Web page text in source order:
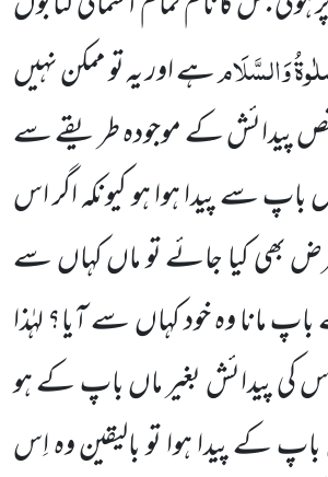
وَالسَّلَامہے اور یہ تو ممکن نہیں
پیدائش کے موجودہ طریقے سے
باپ سے پیدا ہوا ہو کیونکہ اگر اس
بھی کیا جائے تو ماں کہاں سے
مانا وہ خود کہاں سے آیا؟ لہٰذا
پیدائش بغیر ماں باپ کے ہو
کے پیدا ہوا تو بالیقین وہ اِس